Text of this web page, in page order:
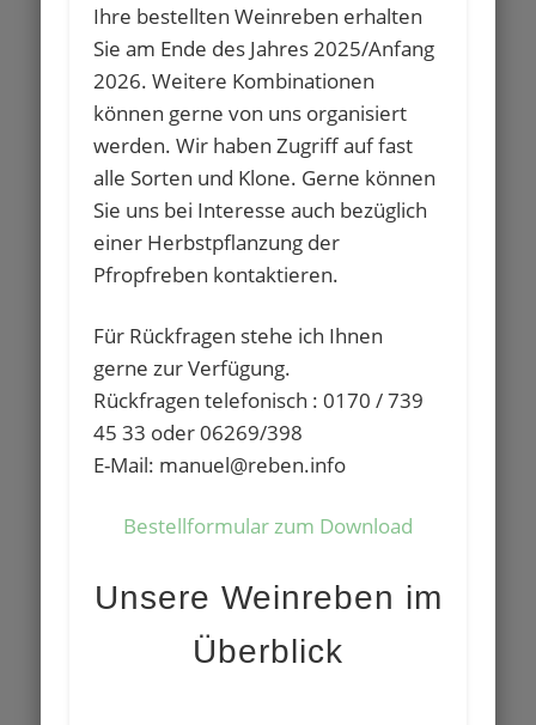
Ihre bestellten Weinreben erhalten
Sie am Ende des Jahres 2025/Anfang
2026. Weitere Kombinationen
können gerne von uns organisiert
werden. Wir haben Zugriff auf fast
alle Sorten und Klone. Gerne können
Sie uns bei Interesse auch bezüglich
einer Herbstpflanzung der
Pfropfreben kontaktieren.
Für Rückfragen stehe ich Ihnen
gerne zur Verfügung.
Rückfragen telefonisch : 0170 / 739
45 33 oder 06269/398
E-Mail: manuel@reben.info
Bestellformular zum Download
Unsere Weinreben im
Überblick